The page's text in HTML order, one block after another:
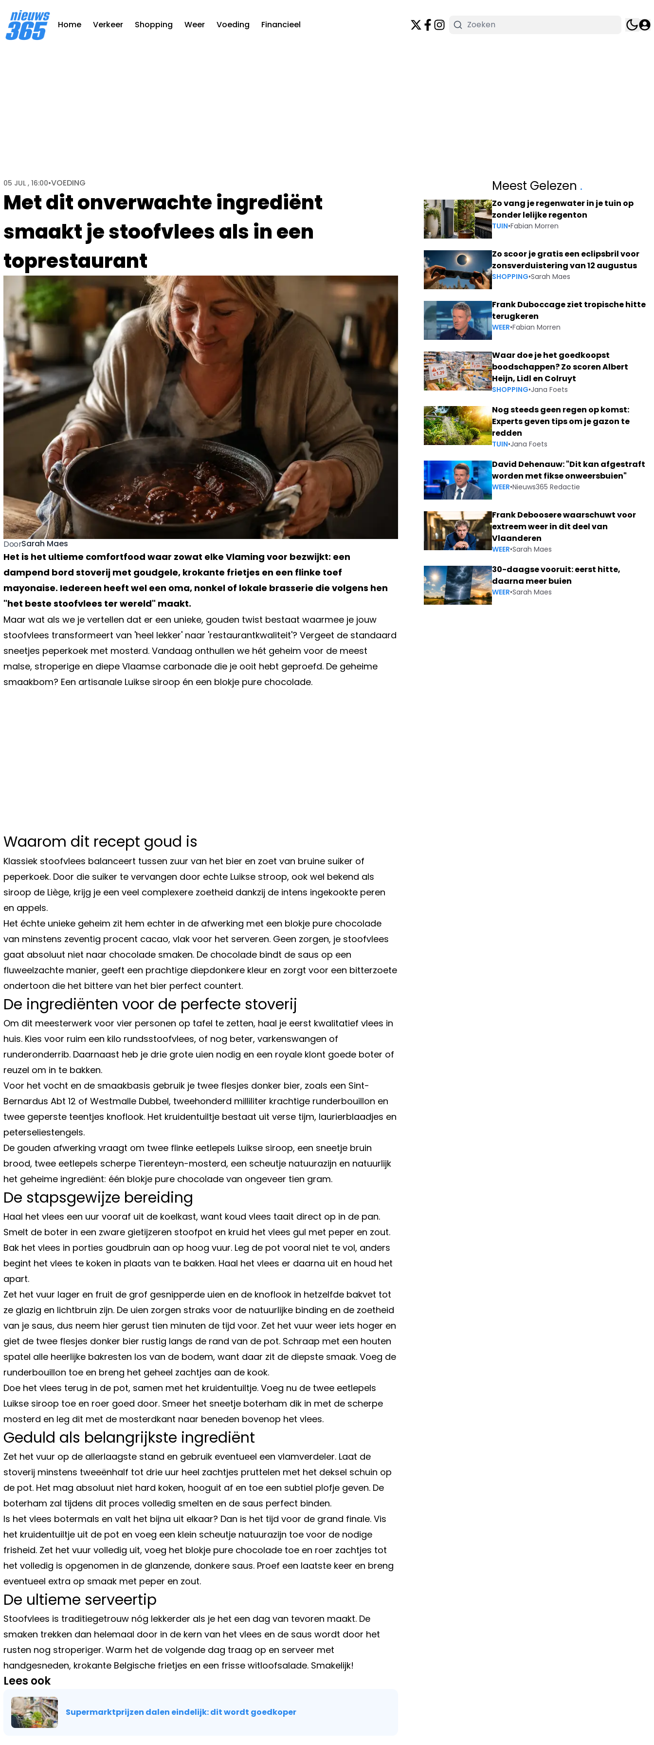
Home Verkeer Shopping Weer Voeding Financieel
Met dit onverwachte ingrediënt
smaakt je stoofvlees als in een
toprestaurant
05 JUL , 16:00•VOEDING
DoorSarah Maes
Het is het ultieme comfortfood waar zowat elke Vlaming voor bezwijkt: een
dampend bord stoverij met goudgele, krokante frietjes en een flinke toef
mayonaise. Iedereen heeft wel een oma, nonkel of lokale brasserie die volgens hen
"het beste stoofvlees ter wereld" maakt.
Maar wat als we je vertellen dat er een unieke, gouden twist bestaat waarmee je jouw
stoofvlees transformeert van 'heel lekker' naar 'restaurantkwaliteit'? Vergeet de standaard
sneetjes peperkoek met mosterd. Vandaag onthullen we hét geheim voor de meest
malse, stroperige en diepe Vlaamse carbonade die je ooit hebt geproefd. De geheime
smaakbom? Een artisanale Luikse siroop én een blokje pure chocolade.
Waarom dit recept goud is
Klassiek stoofvlees balanceert tussen zuur van het bier en zoet van bruine suiker of
peperkoek. Door die suiker te vervangen door echte Luikse stroop, ook wel bekend als
siroop de Liège, krijg je een veel complexere zoetheid dankzij de intens ingekookte peren
en appels.
Het échte unieke geheim zit hem echter in de afwerking met een blokje pure chocolade
van minstens zeventig procent cacao, vlak voor het serveren. Geen zorgen, je stoofvlees
gaat absoluut niet naar chocolade smaken. De chocolade bindt de saus op een
fluweelzachte manier, geeft een prachtige diepdonkere kleur en zorgt voor een bitterzoete
ondertoon die het bittere van het bier perfect countert.
De ingrediënten voor de perfecte stoverij
Om dit meesterwerk voor vier personen op tafel te zetten, haal je eerst kwalitatief vlees in
huis. Kies voor ruim een kilo rundsstoofvlees, of nog beter, varkenswangen of
runderonderrib. Daarnaast heb je drie grote uien nodig en een royale klont goede boter of
reuzel om in te bakken.
Voor het vocht en de smaakbasis gebruik je twee flesjes donker bier, zoals een Sint-
Bernardus Abt 12 of Westmalle Dubbel, tweehonderd milliliter krachtige runderbouillon en
twee geperste teentjes knoflook. Het kruidentuiltje bestaat uit verse tijm, laurierblaadjes en
peterseliestengels.
De gouden afwerking vraagt om twee flinke eetlepels Luikse siroop, een sneetje bruin
brood, twee eetlepels scherpe Tierenteyn-mosterd, een scheutje natuurazijn en natuurlijk
het geheime ingrediënt: één blokje pure chocolade van ongeveer tien gram.
De stapsgewijze bereiding
Haal het vlees een uur vooraf uit de koelkast, want koud vlees taait direct op in de pan.
Smelt de boter in een zware gietijzeren stoofpot en kruid het vlees gul met peper en zout.
Bak het vlees in porties goudbruin aan op hoog vuur. Leg de pot vooral niet te vol, anders
begint het vlees te koken in plaats van te bakken. Haal het vlees er daarna uit en houd het
apart.
Zet het vuur lager en fruit de grof gesnipperde uien en de knoflook in hetzelfde bakvet tot
ze glazig en lichtbruin zijn. De uien zorgen straks voor de natuurlijke binding en de zoetheid
van je saus, dus neem hier gerust tien minuten de tijd voor. Zet het vuur weer iets hoger en
giet de twee flesjes donker bier rustig langs de rand van de pot. Schraap met een houten
spatel alle heerlijke bakresten los van de bodem, want daar zit de diepste smaak. Voeg de
runderbouillon toe en breng het geheel zachtjes aan de kook.
Doe het vlees terug in de pot, samen met het kruidentuiltje. Voeg nu de twee eetlepels
Luikse siroop toe en roer goed door. Smeer het sneetje boterham dik in met de scherpe
mosterd en leg dit met de mosterdkant naar beneden bovenop het vlees.
Geduld als belangrijkste ingrediënt
Zet het vuur op de allerlaagste stand en gebruik eventueel een vlamverdeler. Laat de
stoverij minstens tweeënhalf tot drie uur heel zachtjes pruttelen met het deksel schuin op
de pot. Het mag absoluut niet hard koken, hooguit af en toe een subtiel plofje geven. De
boterham zal tijdens dit proces volledig smelten en de saus perfect binden.
Is het vlees botermals en valt het bijna uit elkaar? Dan is het tijd voor de grand finale. Vis
het kruidentuiltje uit de pot en voeg een klein scheutje natuurazijn toe voor de nodige
frisheid. Zet het vuur volledig uit, voeg het blokje pure chocolade toe en roer zachtjes tot
het volledig is opgenomen in de glanzende, donkere saus. Proef een laatste keer en breng
eventueel extra op smaak met peper en zout.
De ultieme serveertip
Stoofvlees is traditiegetrouw nóg lekkerder als je het een dag van tevoren maakt. De
smaken trekken dan helemaal door in de kern van het vlees en de saus wordt door het
rusten nog stroperiger. Warm het de volgende dag traag op en serveer met
handgesneden, krokante Belgische frietjes en een frisse witloofsalade. Smakelijk!
Lees ook
Supermarktprijzen dalen eindelijk: dit wordt goedkoper
Meest Gelezen .
Zo vang je regenwater in je tuin op
zonder lelijke regenton
TUIN•Fabian Morren
Zo scoor je gratis een eclipsbril voor
zonsverduistering van 12 augustus
SHOPPING•Sarah Maes
Frank Duboccage ziet tropische hitte
terugkeren
WEER•Fabian Morren
Waar doe je het goedkoopst
boodschappen? Zo scoren Albert
Heijn, Lidl en Colruyt
SHOPPING•Jana Foets
Nog steeds geen regen op komst:
Experts geven tips om je gazon te
redden
TUIN•Jana Foets
David Dehenauw: "Dit kan afgestraft
worden met fikse onweersbuien"
WEER•Nieuws365 Redactie
Frank Deboosere waarschuwt voor
extreem weer in dit deel van
Vlaanderen
WEER•Sarah Maes
30-daagse vooruit: eerst hitte,
daarna meer buien
WEER•Sarah Maes